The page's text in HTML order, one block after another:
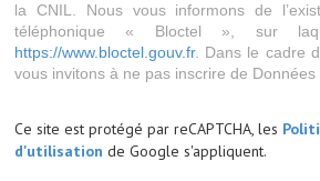
la CNIL. Nous vous informons de
téléphonique « Bloctel », sur
https://www.bloctel.gouv.fr. Dans le cadre
vous invitons à ne pas inscrire de
Ce site est protégé par reCAPTCHA, les
d'utilisation de Google s'appliquent.